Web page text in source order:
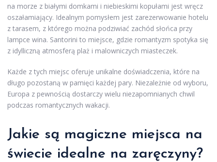
na morze z białymi domkami i niebieskimi kopułami jest wręcz
oszałamiający. Idealnym pomysłem jest zarezerwowanie hotelu
z tarasem, z którego można podziwiać zachód słońca przy
lampce wina. Santorini to miejsce, gdzie romantyzm spotyka się
z idylliczną atmosferą plaż i malowniczych miasteczek.
Każde z tych miejsc oferuje unikalne doświadczenia, które na
długo pozostaną w pamięci każdej pary. Niezależnie od wyboru,
Europa z pewnością dostarczy wielu niezapomnianych chwil
podczas romantycznych wakacji.
Jakie są magiczne miejsca na
świecie idealne na zaręczyny?